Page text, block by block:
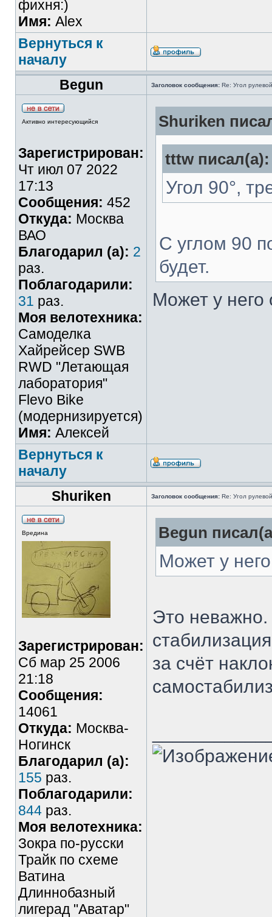
фихня:)
Имя: Alex
Вернуться к
началу
Begun
Заголовок сообщения: Re: Угол
Активно интересующийся
Зарегистрирован:
Чт июл 07 2022
17:13
Сообщения: 452
Откуда: Москва
ВАО
Благодарил (а): 2
раз.
Поблагодарили:
31 раз.
Моя велотехника:
Самоделка
Хайрейсер SWB
RWD "Летающая
лаборатория"
Flevo Bike
(модернизируется)
Имя: Алексей
Shuriken
tttw писал(а):
Угол 90°,
С углом 90
будет.
Может у
Вернуться к
началу
Shuriken
Заголовок сообщения: Re: Угол
Вредина
Зарегистрирован:
Сб мар 25 2006
21:18
Сообщения:
14061
Откуда: Москва-
Ногинск
Благодарил (а):
155 раз.
Поблагодарили:
844 раз.
Моя велотехника:
Зокра по-русски
Трайк по схеме
Ватина
Длиннобазный
лигерад "Аватар"
Begun
Может у него
Это неважно.
за счёт